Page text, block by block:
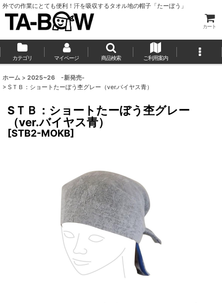
外での作業にとても便利！汗を吸収するタオル地の帽子「たーぼう」
カート
カテゴリ マイページ 商品検索 ご利用案内
ホーム > 2025~26 -新発売-
> SＴＢ：ショートたーぼう杢グレー（ver.バイヤス青）
SＴＢ：ショートたーぼう杢グレー
（ver.バイヤス青）
[STB2-MOKB]